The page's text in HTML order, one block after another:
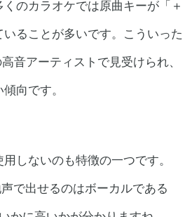
のカラオケでは原曲キーが「＋
いることが多いです。こういった
音アーティストで見受けられ、
向です。
しないのも特徴の一つです。
で出せるのはボーカルである